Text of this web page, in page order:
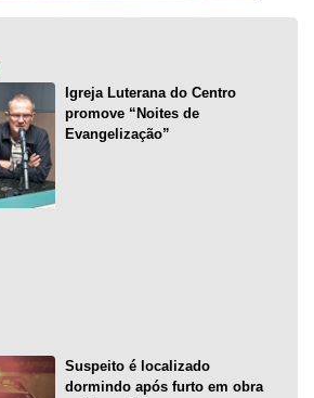
Igreja Luterana do Centro
promove “Noites de
Evangelização”
Suspeito é localizado
dormindo após furto em obra